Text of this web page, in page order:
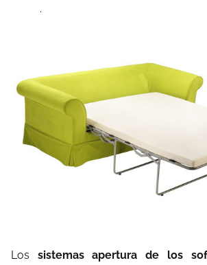
.
Los sistemas apertura de los